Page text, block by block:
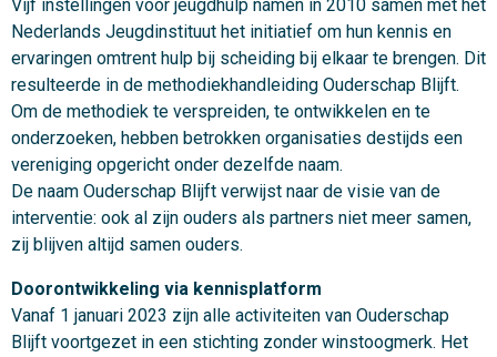
Vijf instellingen voor jeugdhulp namen in 2010 samen met het
Nederlands Jeugdinstituut het initiatief om hun kennis en
ervaringen omtrent hulp bij scheiding bij elkaar te brengen. Dit
resulteerde in de methodiekhandleiding Ouderschap Blijft.
Om de methodiek te verspreiden, te ontwikkelen en te
onderzoeken, hebben betrokken organisaties destijds een
vereniging opgericht onder dezelfde naam.
De naam Ouderschap Blijft verwijst naar de visie van de
interventie: ook al zijn ouders als partners niet meer samen,
zij blijven altijd samen ouders.
Doorontwikkeling via kennisplatform
Vanaf 1 januari 2023 zijn alle activiteiten van Ouderschap
Blijft voortgezet in een stichting zonder winstoogmerk. Het